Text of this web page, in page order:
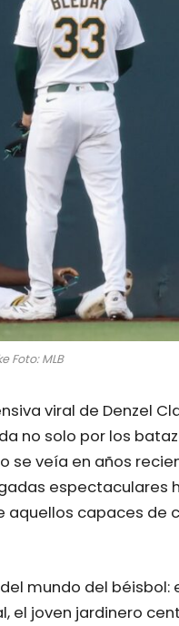
Foto: MLB
viral de Denzel
no solo por los
se veía en años
espectaculares
aquellos capaces de
mundo del béisbol:
el joven jardinero